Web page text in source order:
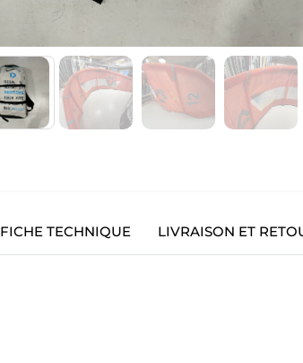
FICHE TECHNIQUE LIVRAISON ET